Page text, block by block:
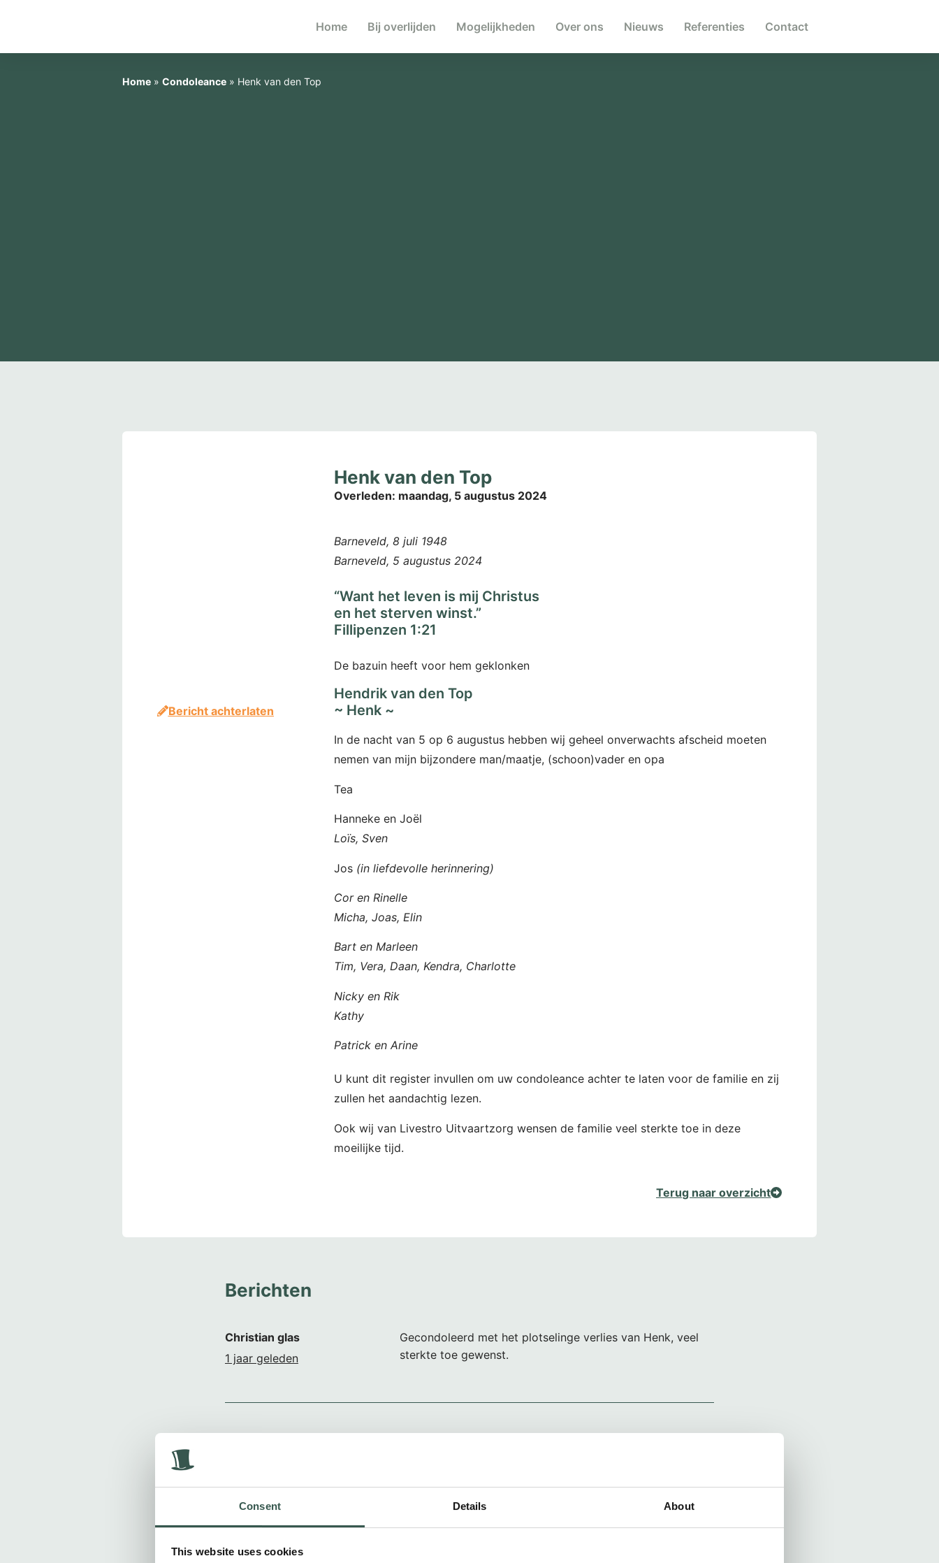
Consent Details About
This website uses cookies
Home Bij overlijden Mogelijkheden Over ons Nieuws Referenties Contact
Home» Condoleance» Henk van den Top
Bericht achterlaten
Henk van den Top
Overleden: maandag, 5 augustus 2024
Barneveld, 8 juli 1948
Barneveld, 5 augustus 2024
“Want het leven is mij Christus
en het sterven winst.”
Fillipenzen 1:21
De bazuin heeft voor hem geklonken
Hendrik van den Top
~ Henk ~
In de nacht van 5 op 6 augustus hebben wij geheel onverwachts afscheid moeten
nemen van mijn bijzondere man/maatje, (schoon)vader en opa
Tea
Hanneke en Joël
Loïs, Sven
Jos (in liefdevolle herinnering)
Cor en Rinelle
Micha, Joas, Elin
Bart en Marleen
Tim, Vera, Daan, Kendra, Charlotte
Nicky en Rik
Kathy
Patrick en Arine
U kunt dit register invullen om uw condoleance achter te laten voor de familie en zij
zullen het aandachtig lezen.
Ook wij van Livestro Uitvaartzorg wensen de familie veel sterkte toe in deze
moeilijke tijd.
Terug naar overzicht
Berichten
Christian glas
1 jaar geleden
Gecondoleerd met het plotselinge verlies van Henk, veel
sterkte toe gewenst.
Dick Drost